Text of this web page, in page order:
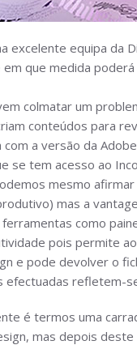
equipa da
que medida
colmatar um
conteúdos para
a versão da
se tem acesso ao
mesmo
mas a
como
pois permite
e pode devolver o
refletem-
é termos uma
mas depois